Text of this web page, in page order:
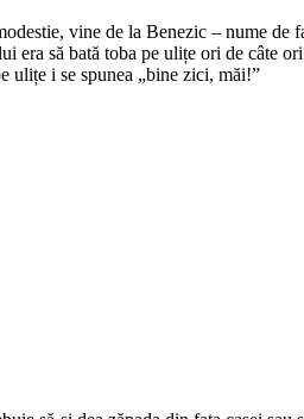
vine de la Benezic – nume
era să bată toba pe ulițe ori de câte
ulițe i se spunea „bine zici, măi!”